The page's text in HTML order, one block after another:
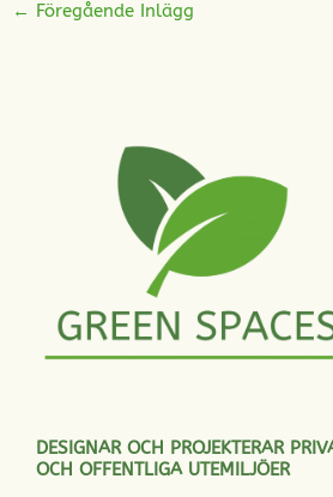
← Föregående Inlägg
DESIGNAR OCH PROJEKTERAR
OCH OFFENTLIGA UTEMILJÖER